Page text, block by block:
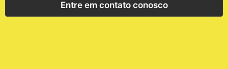
Entre em contato conosco